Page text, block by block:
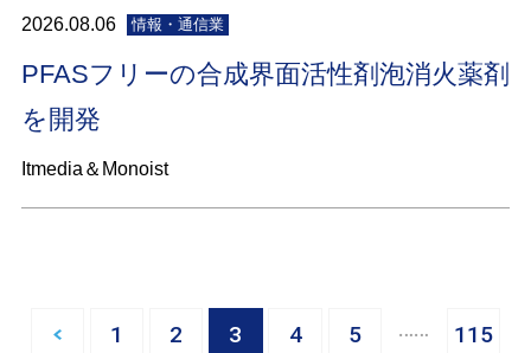
2026.08.06 情報・通信業
PFASフリーの合成界面活性剤泡消火薬剤
を開発
Itmedia＆Monoist
1 2 3 4 5 … 115